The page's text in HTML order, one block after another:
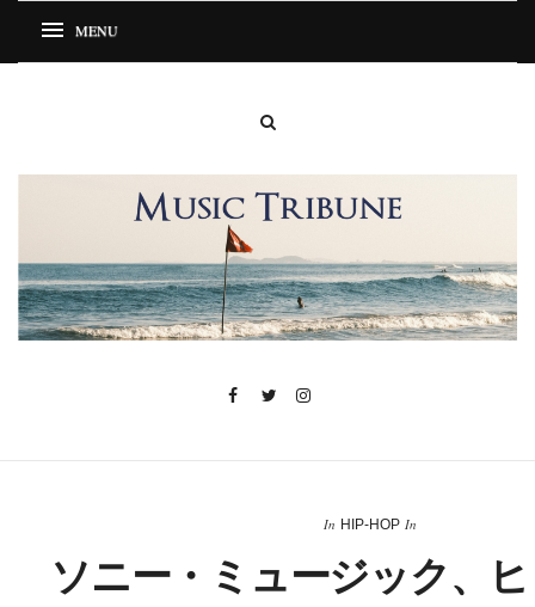
In HIP-HOP In
ソニー・ミュージック、